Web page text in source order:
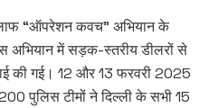
“ऑपरेशन कवच” अभियान के
अभियान में सड़क-स्तरीय डीलरों से
की गई। 12 और 13 फरवरी 2025
पुलिस टीमों ने दिल्ली के सभी 15